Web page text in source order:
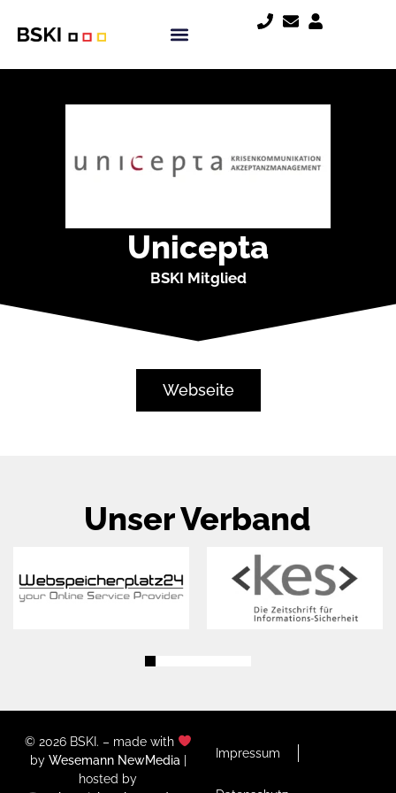
Unicepta
BSKI Mitglied
Webseite
Unser Verband
© 2026 BSKI. – made with
by Wesemann NewMedia
hosted by
Impressum